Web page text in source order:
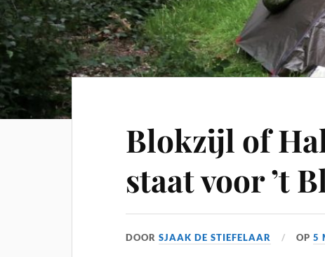
Blokzijl of
staat voor ’t
DOORSJAAK DE STIEFELAAR OP5